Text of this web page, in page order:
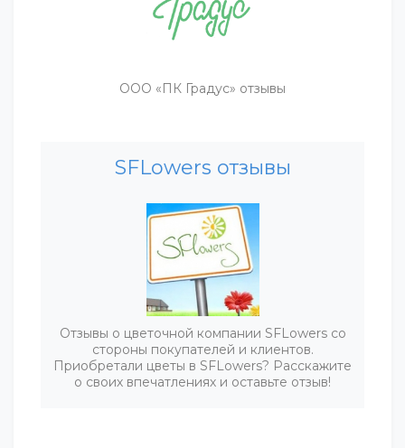
ООО «ПК Градус» отзывы
SFLowers отзывы
Отзывы о цветочной компании SFLowers со
стороны покупателей и клиентов.
Приобретали цветы в SFLowers? Расскажите
о своих впечатлениях и оставьте отзыв!